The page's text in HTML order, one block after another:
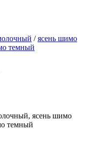
/ясень шимо
темный
ясень шимо
темный